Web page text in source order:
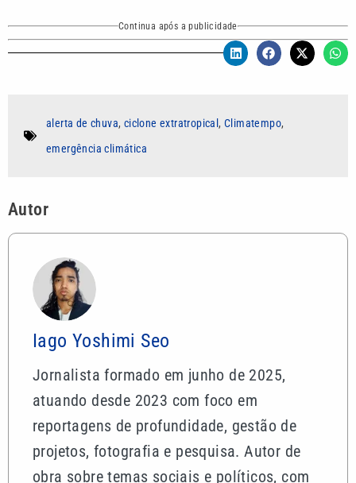
Continua após a publicidade
alerta de chuva, ciclone extratropical ,Climatempo,
emergência climática
Autor
Iago Yoshimi Seo
Jornalista formado em junho de 2025,
atuando desde 2023 com foco em
reportagens de profundidade, gestão de
projetos, fotografia e pesquisa. Autor de
obra sobre temas sociais e políticos, com